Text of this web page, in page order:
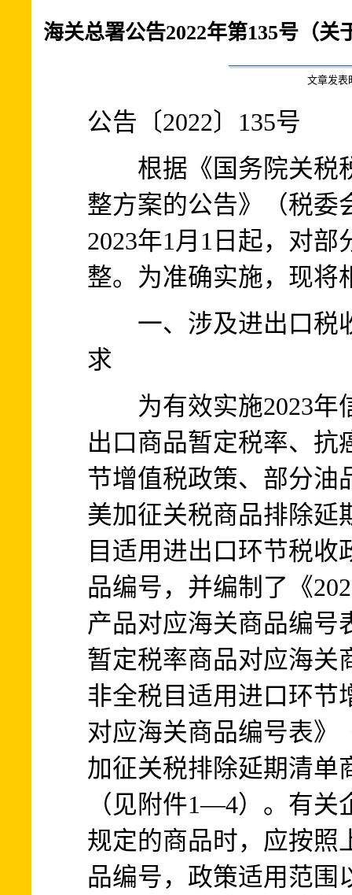
海关总署公告2022年第135号（
文章发表
公告〔2022〕135号
根据《国务院关税税
整方案的公告》（税委
2023年1月1日起，对
整。为准确实施，现将
一、涉及进出口税
求
为有效实施2023年
出口商品暂定税率、抗
节增值税政策、部分油
美加征关税商品排除延
目适用进出口环节税收
品编号，并编制了《
产品对应海关商品编号
暂定税率商品对应海关
非全税目适用进口环节
对应海关商品编号表》
加征关税排除延期清单
（见附件1—4）。有
规定的商品时，应按照
品编号，政策适用范围